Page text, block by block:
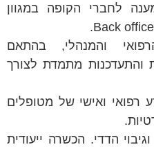
לחברי הקופה במגוון
והמנהלי, בהתאם
והתעדכנות מתמדת לצורך
רפואי ואישי של מטופלים
הדדי. הכשרה ייעודית